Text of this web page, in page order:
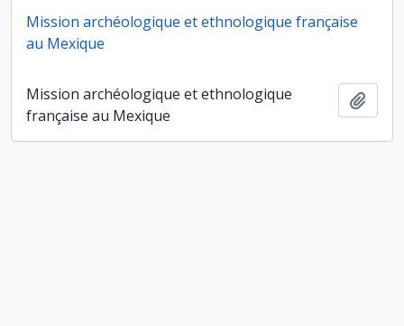
Mission archéologique et ethnologique française
au Mexique
Mission archéologique et ethnologique
française au Mexique